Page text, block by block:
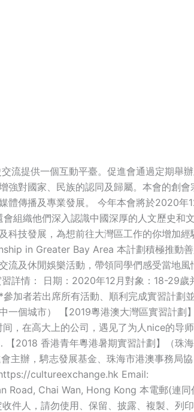
流提供一個互動平臺。促進會通過定期舉
強對國家、民族的認同及歸屬。本會的創會
體傳播及專業發展。 今年本會將於2020年
組織他們深入認識中國深厚的人文歷史和文
技發展，為想前往大灣區工作的你增加經
in Greater Bay Area 本計劃積極推動
及休閒娛樂活動，帶領同學們感受當地風
詳情： 日期：2020年12月對象：18-29歲
加者若出席所有活動、順利完成實習計劃
一個城市） 【2019粵港澳大灣區實習計劃
，在高大上的公司，遇见了为人nice的导
2018 香港青年粵港暑期實習計劃】（珠海
主辦，騁志發展基金、珠海市港澳事務局協
cultureexchange.hk Email:
Road, Chai Wan, Hong Kong 本電郵(連同
件人，請勿使用、保留、披露、複製、列印